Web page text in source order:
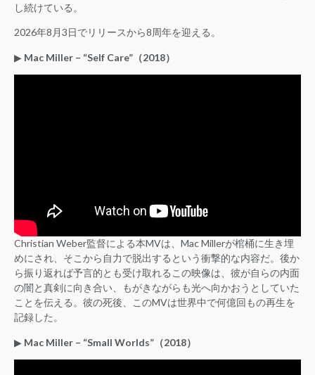
し続けている。
2026年8月3日でリリースから8周年を迎える。
▶︎ Mac Miller – “Self Care”（2018）
Christian Weber監督による本MVは、Mac Millerが棺桶に生き埋
めにされ、そこから自力で脱出するという衝撃的な内容だ。後か
ら振り返れば予言的とも受け取れるこの映像は、彼が自らの内面
の闇と真剣に向き合い、もがきながらも光へ向かおうとしていた
ことを伝える。彼の死後、このMVは世界中で何億回もの再生を
記録した。
▶︎ Mac Miller – “Small Worlds”（2018）